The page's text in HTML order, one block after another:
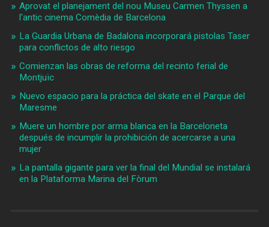
Aprovat el planejament del nou Museu Carmen Thyssen a
l'antic cinema Comèdia de Barcelona
La Guardia Urbana de Badalona incorporará pistolas Taser
para conflictos de alto riesgo
Comienzan las obras de reforma del recinto ferial de
Montjuïc
Nuevo espacio para la práctica del skate en el Parque del
Maresme
Muere un hombre por arma blanca en la Barceloneta
después de incumplir la prohibición de acercarse a una
mujer
La pantalla gigante para ver la final del Mundial se instalará
en la Plataforma Marina del Fòrum